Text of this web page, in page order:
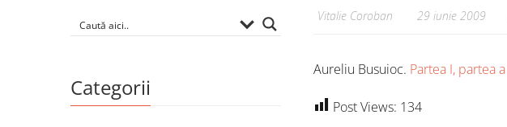
Vitalie Coroban 29 iunie 2009
Aureliu Busuioc. Partea I, partea
Post Views: 134
Categorii